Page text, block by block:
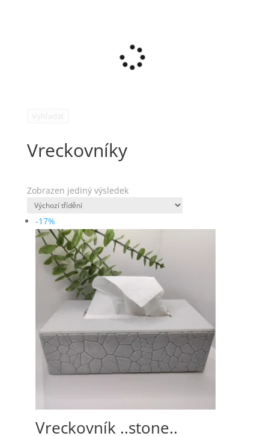
Vreckovníky
Zobrazen jediný výsledek
-17%
Vreckovník ..stone..